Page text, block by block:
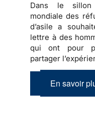
Dans le
mondiale des
d’asile a
lettre à des
qui ont pour
partager
En savoir